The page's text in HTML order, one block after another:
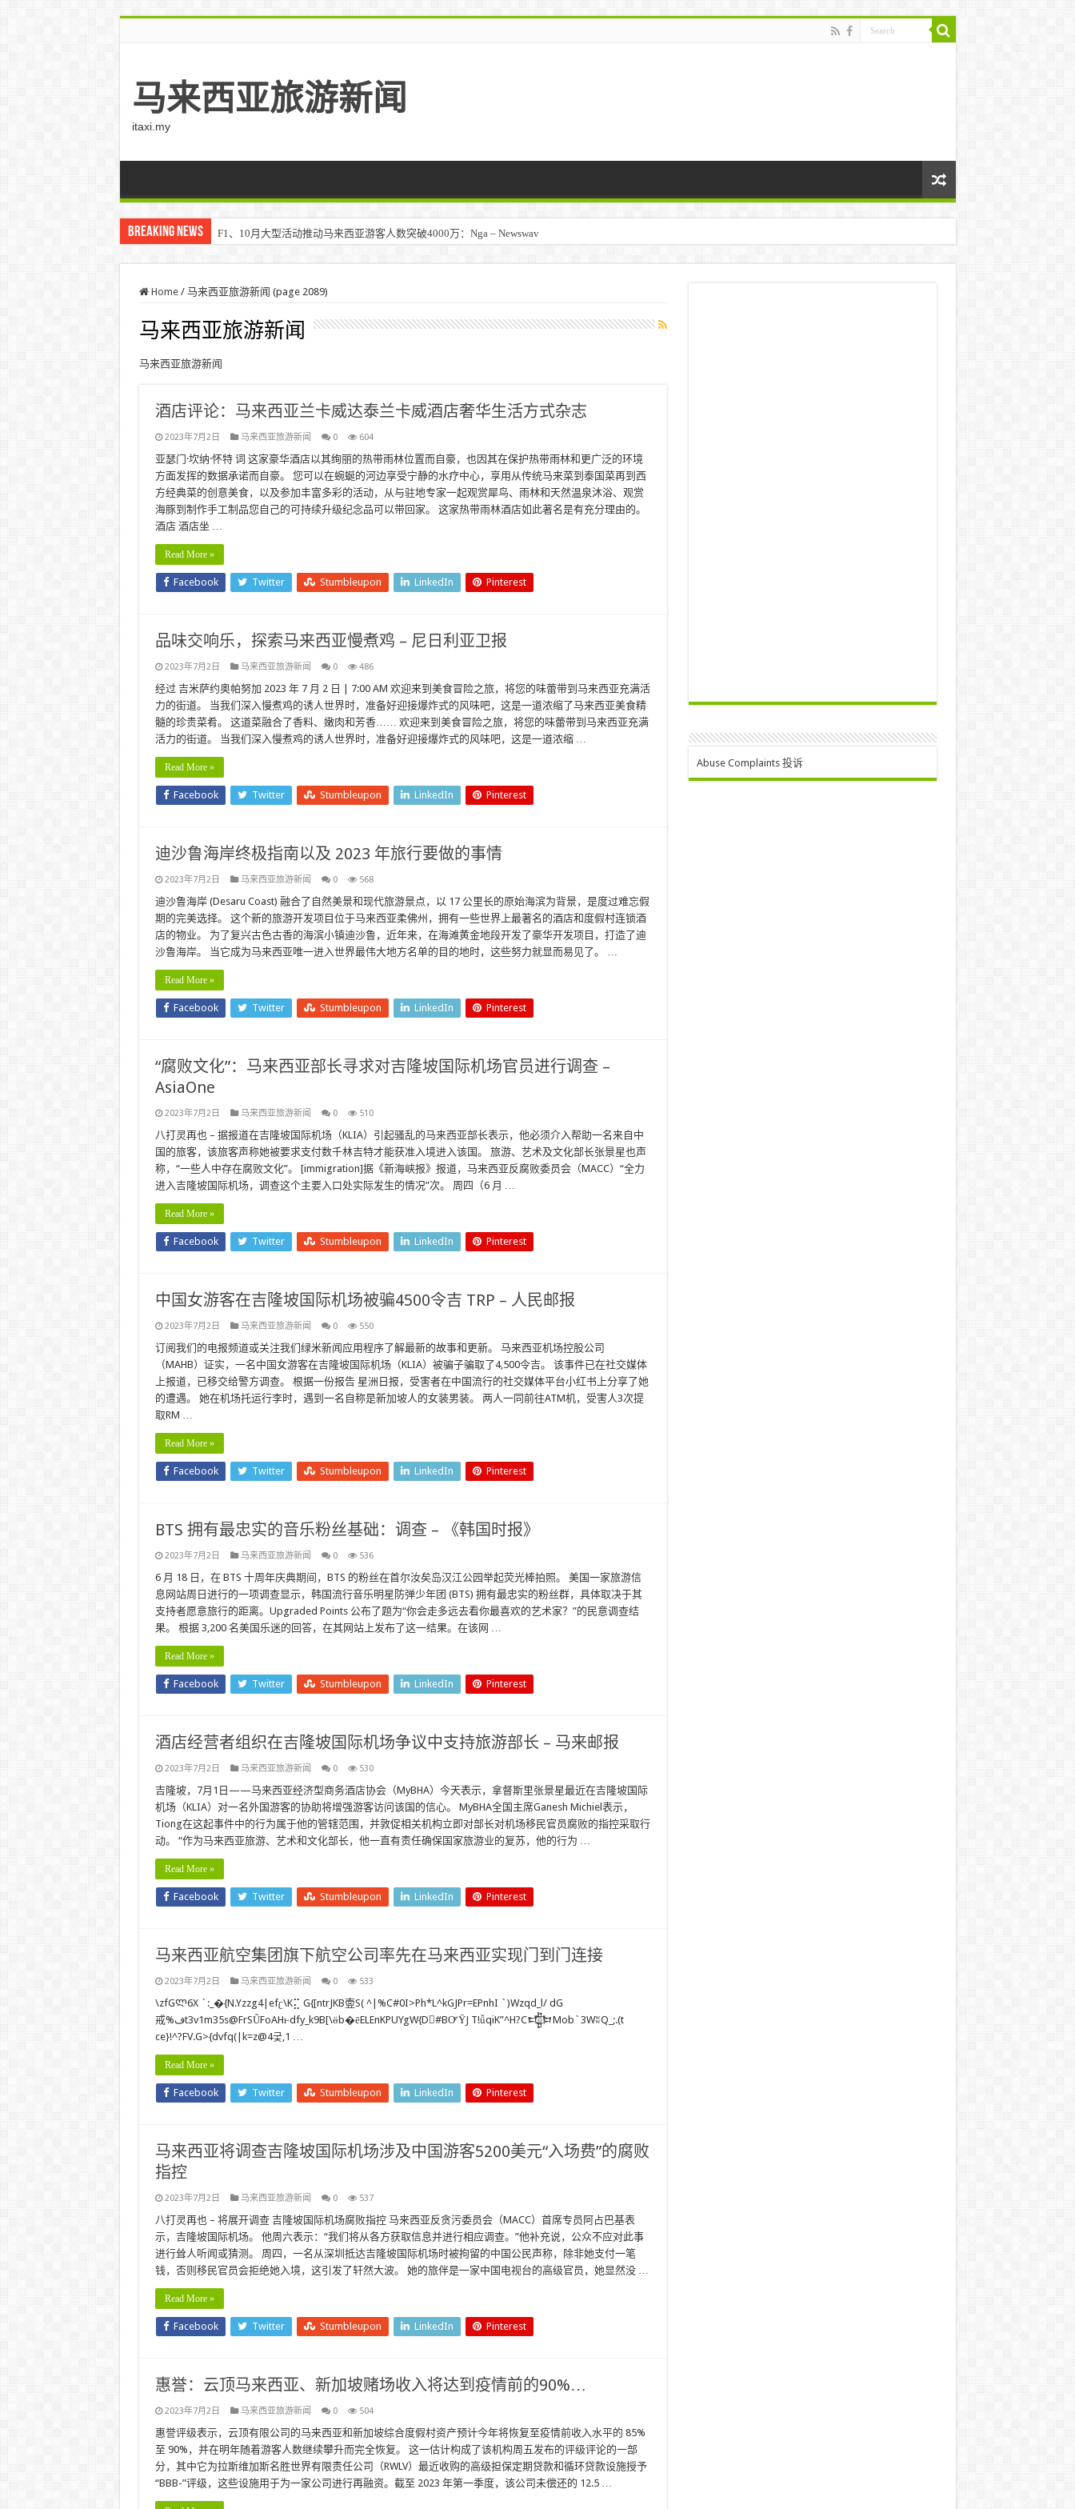
马来西亚旅游新闻
itaxi.my
Breaking News F1、10月大型活动推动马来西亚游客人数突破4000万：Nga – Newswav
Home / 马来西亚旅游新闻 (page 2089)
马来西亚旅游新闻
马来西亚旅游新闻
酒店评论：马来西亚兰卡威达泰兰卡威酒店奢华生活方式杂志
2023年7月2日 马来西亚旅游新闻 0 604
亚瑟门·坎纳·怀特 词 这家豪华酒店以其绚丽的热带雨林位置而自豪，也因其在保护热带雨林和更广泛的环境
方面发挥的数据承诺而自豪。 您可以在蜿蜒的河边享受宁静的水疗中心，享用从传统马来菜到泰国菜再到西
方经典菜的创意美食，以及参加丰富多彩的活动，从与驻地专家一起观赏犀鸟、雨林和天然温泉沐浴、观赏
海豚到制作手工制品您自己的可持续升级纪念品可以带回家。 这家热带雨林酒店如此著名是有充分理由的。
酒店 酒店坐 …
Read More »
Facebook Twitter Stumbleupon LinkedIn Pinterest
品味交响乐，探索马来西亚慢煮鸡 – 尼日利亚卫报
2023年7月2日 马来西亚旅游新闻 0 486
经过 吉米萨约奥帕努加 2023 年 7 月 2 日 | 7:00 AM 欢迎来到美食冒险之旅，将您的味蕾带到马来西亚充满活
力的街道。 当我们深入慢煮鸡的诱人世界时，准备好迎接爆炸式的风味吧，这是一道浓缩了马来西亚美食精
髓的珍贵菜肴。 这道菜融合了香料、嫩肉和芳香…… 欢迎来到美食冒险之旅，将您的味蕾带到马来西亚充满
活力的街道。 当我们深入慢煮鸡的诱人世界时，准备好迎接爆炸式的风味吧，这是一道浓缩 …
Read More »
Facebook Twitter Stumbleupon LinkedIn Pinterest
迪沙鲁海岸终极指南以及 2023 年旅行要做的事情
2023年7月2日 马来西亚旅游新闻 0 568
迪沙鲁海岸 (Desaru Coast) 融合了自然美景和现代旅游景点，以 17 公里长的原始海滨为背景，是度过难忘假
期的完美选择。 这个新的旅游开发项目位于马来西亚柔佛州，拥有一些世界上最著名的酒店和度假村连锁酒
店的物业。 为了复兴古色古香的海滨小镇迪沙鲁，近年来，在海滩黄金地段开发了豪华开发项目，打造了迪
沙鲁海岸。 当它成为马来西亚唯一进入世界最伟大地方名单的目的地时，这些努力就显而易见了。 …
Read More »
Facebook Twitter Stumbleupon LinkedIn Pinterest
“腐败文化”：马来西亚部长寻求对吉隆坡国际机场官员进行调查 –
AsiaOne
2023年7月2日 马来西亚旅游新闻 0 510
八打灵再也 – 据报道在吉隆坡国际机场（KLIA）引起骚乱的马来西亚部长表示，他必须介入帮助一名来自中
国的旅客，该旅客声称她被要求支付数千林吉特才能获准入境进入该国。 旅游、艺术及文化部长张景星也声
称，“一些人中存在腐败文化”。 [immigration]据《新海峡报》报道，马来西亚反腐败委员会（MACC）“全力
进入吉隆坡国际机场，调查这个主要入口处实际发生的情况”次。 周四（6 月 …
Read More »
Facebook Twitter Stumbleupon LinkedIn Pinterest
中国女游客在吉隆坡国际机场被骗4500令吉 TRP – 人民邮报
2023年7月2日 马来西亚旅游新闻 0 550
订阅我们的电报频道或关注我们绿米新闻应用程序了解最新的故事和更新。 马来西亚机场控股公司
（MAHB）证实，一名中国女游客在吉隆坡国际机场（KLIA）被骗子骗取了4,500令吉。 该事件已在社交媒体
上报道，已移交给警方调查。 根据一份报告 星洲日报，受害者在中国流行的社交媒体平台小红书上分享了她
的遭遇。 她在机场托运行李时，遇到一名自称是新加坡人的女装男装。 两人一同前往ATM机，受害人3次提
取RM …
Read More »
Facebook Twitter Stumbleupon LinkedIn Pinterest
BTS 拥有最忠实的音乐粉丝基础：调查 – 《韩国时报》
2023年7月2日 马来西亚旅游新闻 0 536
6 月 18 日，在 BTS 十周年庆典期间，BTS 的粉丝在首尔汝矣岛汉江公园举起荧光棒拍照。 美国一家旅游信
息网站周日进行的一项调查显示，韩国流行音乐明星防弹少年团 (BTS) 拥有最忠实的粉丝群，具体取决于其
支持者愿意旅行的距离。Upgraded Points 公布了题为“你会走多远去看你最喜欢的艺术家？”的民意调查结
果。 根据 3,200 名美国乐迷的回答，在其网站上发布了这一结果。在该网 …
Read More »
Facebook Twitter Stumbleupon LinkedIn Pinterest
酒店经营者组织在吉隆坡国际机场争议中支持旅游部长 – 马来邮报
2023年7月2日 马来西亚旅游新闻 0 530
吉隆坡，7月1日——马来西亚经济型商务酒店协会（MyBHA）今天表示，拿督斯里张景星最近在吉隆坡国际
机场（KLIA）对一名外国游客的协助将增强游客访问该国的信心。 MyBHA全国主席Ganesh Michiel表示，
Tiong在这起事件中的行为属于他的管辖范围，并敦促相关机构立即对部长对机场移民官员腐败的指控采取行
动。 “作为马来西亚旅游、艺术和文化部长，他一直有责任确保国家旅游业的复苏，他的行为 …
Read More »
Facebook Twitter Stumbleupon LinkedIn Pinterest
马来西亚航空集团旗下航空公司率先在马来西亚实现门到门连接
2023年7月2日 马来西亚旅游新闻 0 533
\zfGᲚ6X `:_�{N.Yzzg4|efʗ\K⣍ G{[ntrJKB㚃S( ^|%C#0I>Ph*L^kGJPr=EPnhI `)Wzqd_l/ dG
戒%فt3v1m35s@FrSŨFoAHⱶdfy_k9B[\ӫb�ēELEnKPUYgW{D#BOͯʻȲJ T!ǚqiK”^H?C𒔊Mob`3WʬQ_;.(t
ce}!^?FV.G>{dvfq(|k=z@4궃,1 …
Read More »
Facebook Twitter Stumbleupon LinkedIn Pinterest
马来西亚将调查吉隆坡国际机场涉及中国游客5200美元“入场费”的腐败
指控
2023年7月2日 马来西亚旅游新闻 0 537
八打灵再也 – 将展开调查 吉隆坡国际机场腐败指控 马来西亚反贪污委员会（MACC）首席专员阿占巴基表
示，吉隆坡国际机场。 他周六表示：“我们将从各方获取信息并进行相应调查。”他补充说，公众不应对此事
进行耸人听闻或猜测。 周四，一名从深圳抵达吉隆坡国际机场时被拘留的中国公民声称，除非她支付一笔
钱，否则移民官员会拒绝她入境，这引发了轩然大波。 她的旅伴是一家中国电视台的高级官员，她显然没 …
Read More »
Facebook Twitter Stumbleupon LinkedIn Pinterest
惠誉：云顶马来西亚、新加坡赌场收入将达到疫情前的90%…
2023年7月2日 马来西亚旅游新闻 0 504
惠誉评级表示，云顶有限公司的马来西亚和新加坡综合度假村资产预计今年将恢复至疫情前收入水平的 85%
至 90%，并在明年随着游客人数继续攀升而完全恢复。 这一估计构成了该机构周五发布的评级评论的一部
分，其中它为拉斯维加斯名胜世界有限责任公司（RWLV）最近收购的高级担保定期贷款和循环贷款设施授予
“BBB-”评级，这些设施用于为一家公司进行再融资。截至 2023 年第一季度，该公司未偿还的 12.5 …
Abuse Complaints 投诉